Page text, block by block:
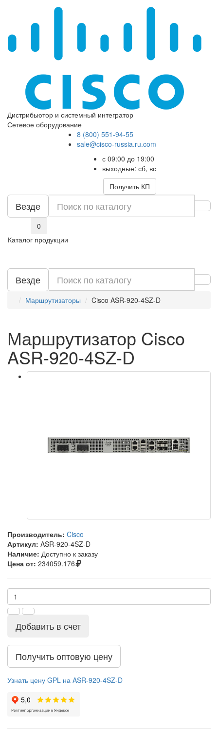
Дистрибьютор и системный интегратор
Сетевое оборудование
8 (800) 551-94-55
sale@cisco-russia.ru.com
с 09:00 до 19:00
выходные: сб, вс
Получить КП
Везде
0
Каталог продукции
Везде
Маршрутизаторы Cisco ASR-920-4SZ-D
Маршрутизатор Cisco
ASR-920-4SZ-D
Производитель: Cisco
Артикул: ASR-920-4SZ-D
Наличие: Доступно к заказу
Цена от: 234059.176
Добавить в счет
Получить оптовую цену
Узнать цену GPL на ASR-920-4SZ-D